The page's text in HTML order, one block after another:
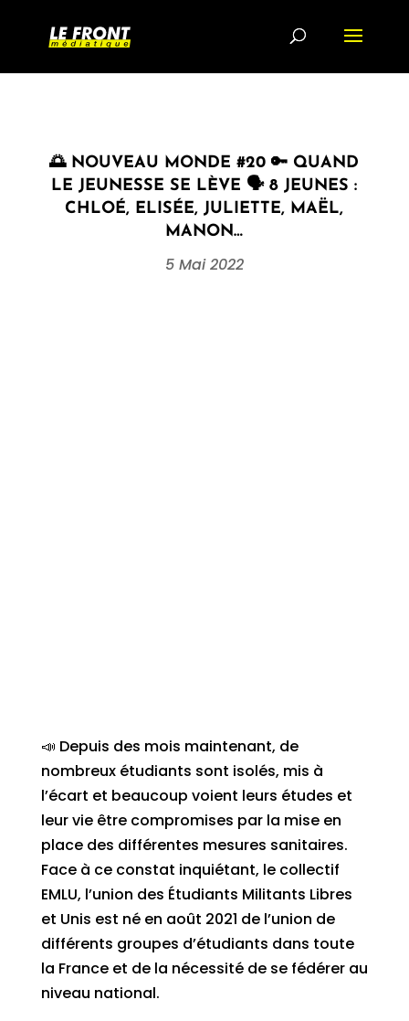
🌅 NOUVEAU MONDE #20 🔑 QUAND
LE JEUNESSE SE LÈVE 🗣 8 JEUNES :
CHLOÉ, ELISÉE, JULIETTE, MAËL,
MANON…
5 Mai 2022
📣 Depuis des mois maintenant, de
nombreux étudiants sont isolés, mis à
l’écart et beaucoup voient leurs études et
leur vie être compromises par la mise en
place des différentes mesures sanitaires.
Face à ce constat inquiétant, le collectif
EMLU, l’union des Étudiants Militants Libres
et Unis est né en août 2021 de l’union de
différents groupes d’étudiants dans toute
la France et de la nécessité de se fédérer au
niveau national.